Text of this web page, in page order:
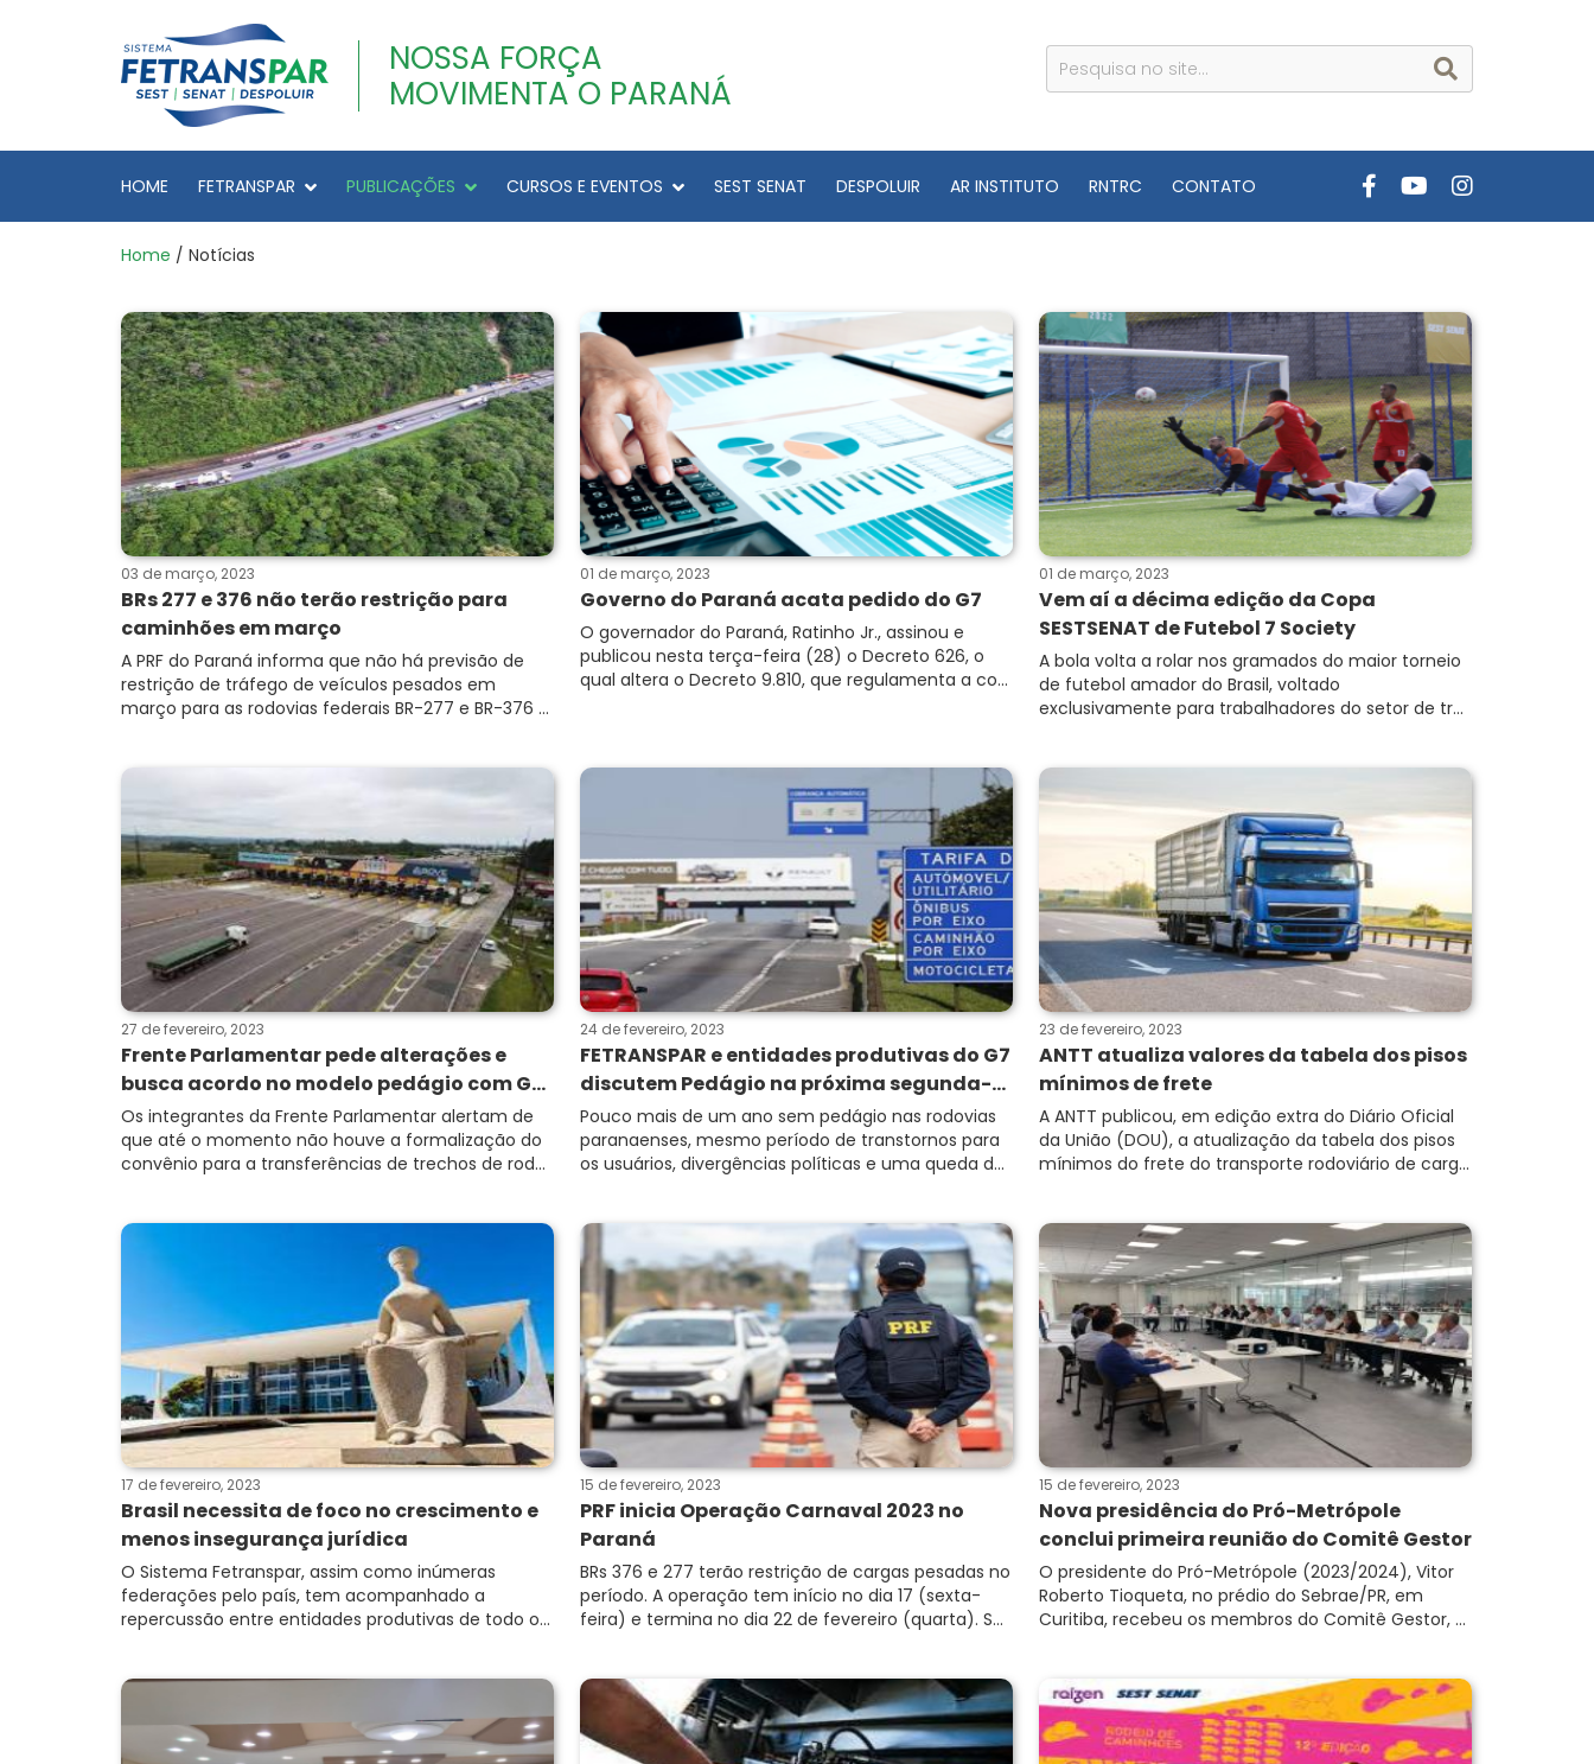
NOSSA FORÇA
MOVIMENTA O PARANÁ
HOME FETRANSPAR PUBLICAÇÕES CURSOS E EVENTOS SEST SENAT DESPOLUIR AR INSTITUTO RNTRC CONTATO
Home / Notícias
03 de março, 2023
BRs 277 e 376 não terão restrição para
caminhões em março
A PRF do Paraná informa que não há previsão de
restrição de tráfego de veículos pesados em
março para as rodovias federais BR-277 e BR-376 ...
01 de março, 2023
Governo do Paraná acata pedido do G7
O governador do Paraná, Ratinho Jr., assinou e
publicou nesta terça-feira (28) o Decreto 626, o
qual altera o Decreto 9.810, que regulamenta a co...
01 de março, 2023
Vem aí a décima edição da Copa
SESTSENAT de Futebol 7 Society
A bola volta a rolar nos gramados do maior torneio
de futebol amador do Brasil, voltado
exclusivamente para trabalhadores do setor de tr...
27 de fevereiro, 2023
Frente Parlamentar pede alterações e
busca acordo no modelo pedágio com G...
Os integrantes da Frente Parlamentar alertam de
que até o momento não houve a formalização do
convênio para a transferências de trechos de rod...
24 de fevereiro, 2023
FETRANSPAR e entidades produtivas do G7
discutem Pedágio na próxima segunda-...
Pouco mais de um ano sem pedágio nas rodovias
paranaenses, mesmo período de transtornos para
os usuários, divergências políticas e uma queda d...
23 de fevereiro, 2023
ANTT atualiza valores da tabela dos pisos
mínimos de frete
A ANTT publicou, em edição extra do Diário Oficial
da União (DOU), a atualização da tabela dos pisos
mínimos do frete do transporte rodoviário de carg...
17 de fevereiro, 2023
Brasil necessita de foco no crescimento e
menos insegurança jurídica
O Sistema Fetranspar, assim como inúmeras
federações pelo país, tem acompanhado a
repercussão entre entidades produtivas de todo o...
15 de fevereiro, 2023
PRF inicia Operação Carnaval 2023 no
Paraná
BRs 376 e 277 terão restrição de cargas pesadas no
período. A operação tem início no dia 17 (sexta-
feira) e termina no dia 22 de fevereiro (quarta). S...
15 de fevereiro, 2023
Nova presidência do Pró-Metrópole
conclui primeira reunião do Comitê Gestor
O presidente do Pró-Metrópole (2023/2024), Vitor
Roberto Tioqueta, no prédio do Sebrae/PR, em
Curitiba, recebeu os membros do Comitê Gestor, ...